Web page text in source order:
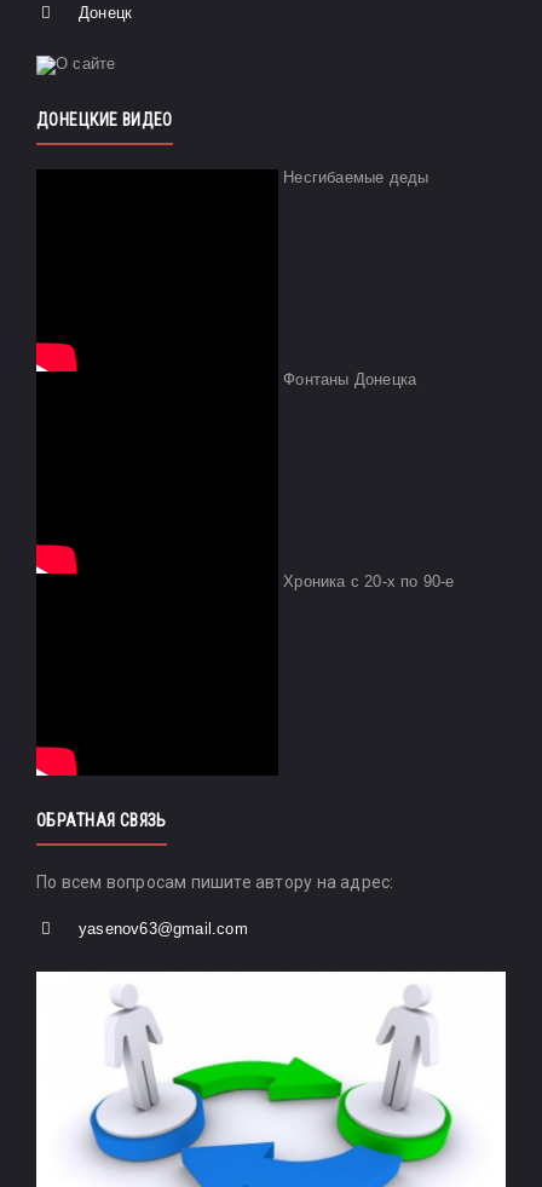
Донецк
ДОНЕЦКИЕ ВИДЕО
Несгибаемые деды
Фонтаны Донецка
Хроника с 20-х по 90-е
ОБРАТНАЯ СВЯЗЬ
По всем вопросам пишите автору на адрес:
yasenov63@gmail.com